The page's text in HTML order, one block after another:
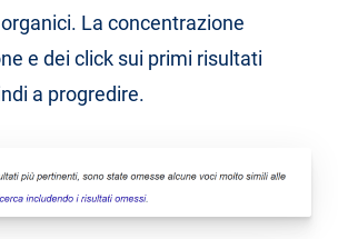
La concentrazione
e dei click sui primi risultati
a progredire.